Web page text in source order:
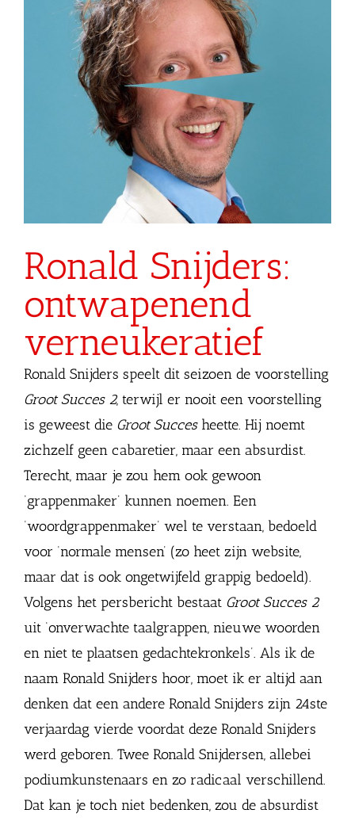
Ronald Snijders:
ontwapenend
verneukeratief
Ronald Snijders speelt dit seizoen de voorstelling
Groot Succes 2, terwijl er nooit een voorstelling
is geweest die Groot Succesheette. Hij noemt
zichzelf geen cabaretier, maar een absurdist.
Terecht, maar je zou hem ook gewoon
‘grappenmaker’ kunnen noemen. Een
‘woordgrappenmaker’ wel te verstaan, bedoeld
voor ‘normale mensen’ (zo heet zijn website,
maar dat is ook ongetwijfeld grappig bedoeld).
Volgens het persbericht bestaat Groot Succes 2
uit ‘onverwachte taalgrappen, nieuwe woorden
en niet te plaatsen gedachtekronkels’. Als ik de
naam Ronald Snijders hoor, moet ik er altijd aan
denken dat een andere Ronald Snijders zijn 24ste
verjaardag vierde voordat deze Ronald Snijders
werd geboren. Twee Ronald Snijdersen, allebei
podiumkunstenaars en zo radicaal verschillend.
Dat kan je toch niet bedenken, zou de absurdist